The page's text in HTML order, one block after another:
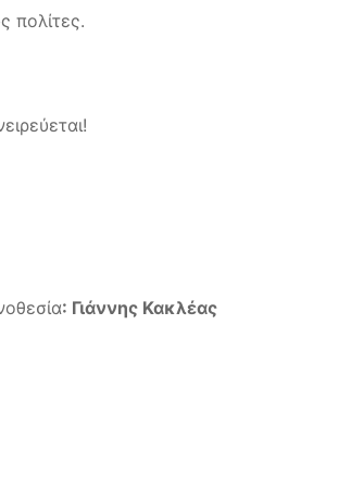
πολίτες.
: Γιάννης Κακλέας